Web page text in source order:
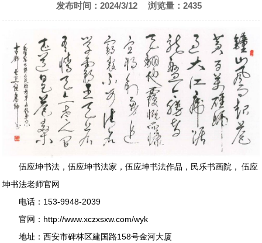
发布时间：2024/3/12 浏览量：2435
伍应坤书法 ，伍应坤书法家 ，伍应坤书法作品 ， 民乐书画院 ， 伍应
坤书法老师官网
电话： 153-9948-2039
官网： http://www.xczxsxw.com/wyk
地址：西安市碑林区建国路158号金河大厦